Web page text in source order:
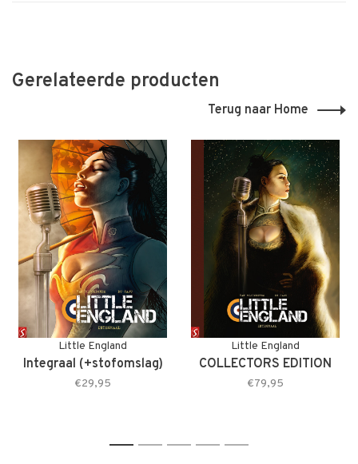
Gerelateerde producten
Terug naar Home
Little England
Integraal (+stofomslag)
€29,95
Little England
COLLECTORS EDITION
€79,95
1 2 3 4 5